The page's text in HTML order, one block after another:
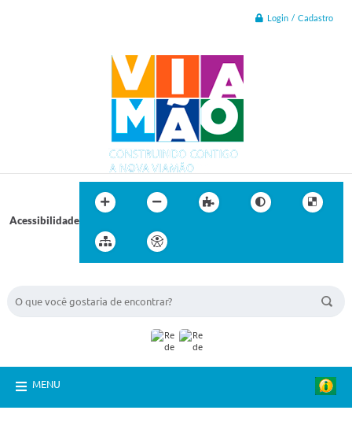
Login / Cadastro
Acessibilidade
MENU